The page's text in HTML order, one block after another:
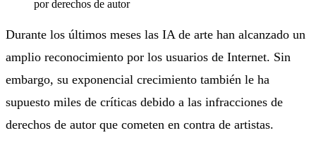
Durante los últimos meses las IA de arte han alcanzado un
amplio reconocimiento por los usuarios de Internet. Sin
embargo, su exponencial crecimiento también le ha
supuesto miles de críticas debido a las infracciones de
derechos de autor que cometen en contra de artistas.